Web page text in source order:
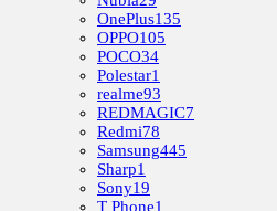
OnePlus135
OPPO105
POCO34
Polestar1
realme93
REDMAGIC7
Redmi78
Samsung445
Sharp1
Sony19
T Phone1